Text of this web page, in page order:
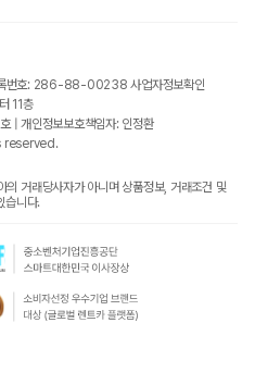
록번호: 286-88-00238 사업자정보확인
11층
| 개인정보보호책임자: 인정환
reserved.
의 거래당사자가 아니며 상품정보, 거래조건 및
습니다.